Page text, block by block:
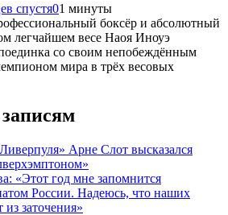
спустя01 минуты
боксёр и абсолютный
легчайшем весе Наоя Иноуэ
со своим непобеждённым
мира в трёх весовых
Арне Слот высказался
«Этот год мне запомнится
России. Надеюсь, что наших
из заточения»